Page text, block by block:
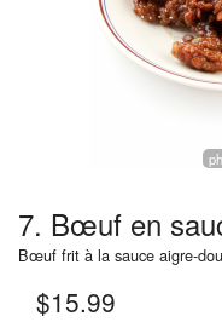
7. Bœuf en
Bœuf frit à la sauce aigre-
$15.99